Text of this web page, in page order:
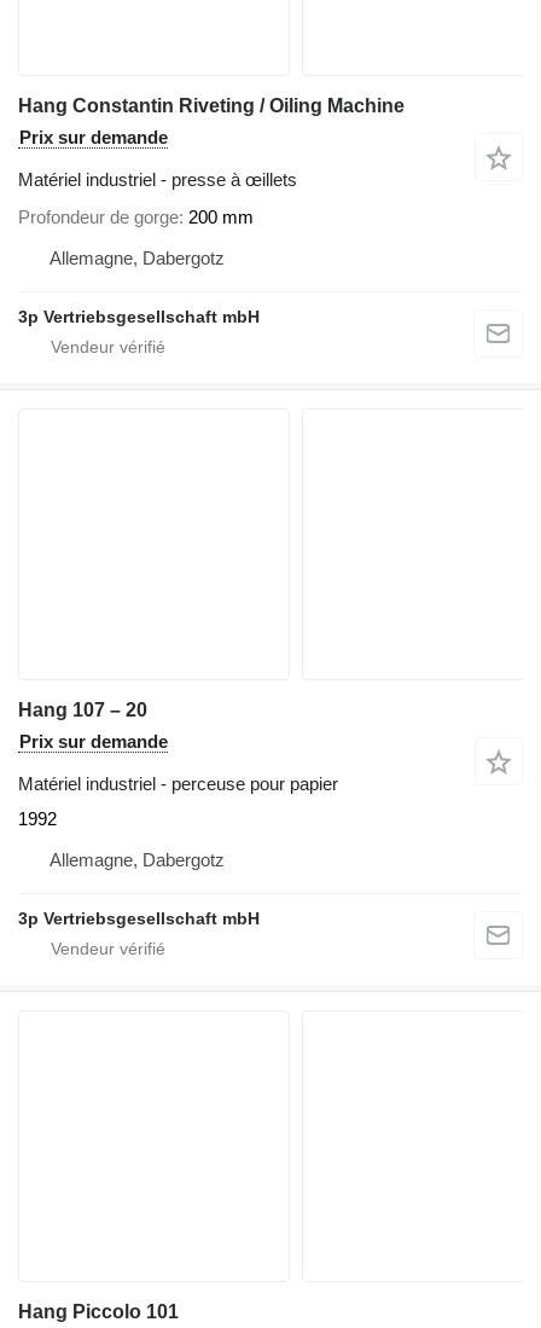
Hang Constantin Riveting / Oiling Machine
Prix sur demande
Matériel industriel - presse à œillets
Profondeur de gorge 200 mm
Allemagne, Dabergotz
3p Vertriebsgesellschaft mbH
Hang 107 – 20
Prix sur demande
Matériel industriel - perceuse pour papier
1992
Allemagne, Dabergotz
3p Vertriebsgesellschaft mbH
Hang Piccolo 101